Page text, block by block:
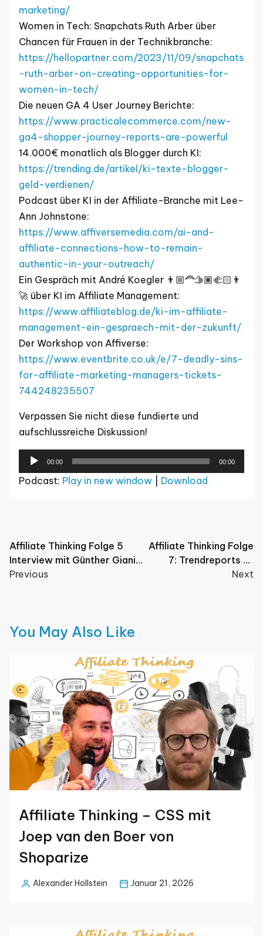
marketing/
Women in Tech: Snapchats Ruth Arber über
Chancen für Frauen in der Technikbranche:
https://hellopartner.com/2023/11/09/snapchats
-ruth-arber-on-creating-opportunities-for-
women-in-tech/
Die neuen GA 4 User Journey Berichte:
https://www.practicalecommerce.com/new-
ga4-shopper-journey-reports-are-powerful
14.000€ monatlich als Blogger durch KI:
https://trending.de/artikel/ki-texte-blogger-
geld-verdienen/
Podcast über KI in der Affiliate-Branche mit Lee-
Ann Johnstone:
https://www.affiversemedia.com/ai-and-
affiliate-connections-how-to-remain-
authentic-in-your-outreach/
Ein Gespräch mit André Koegler 👨🏼‍🦰🫱🏽‍🫲🏻👨
🚀 über KI im Affiliate Management:
https://www.affiliateblog.de/ki-im-affiliate-
management-ein-gespraech-mit-der-zukunft/
Der Workshop von Affiverse:
https://www.eventbrite.co.uk/e/7-deadly-sins-
for-affiliate-marketing-managers-tickets-
744248235507
Verpassen Sie nicht diese fundierte und
aufschlussreiche Diskussion!
Audio- 00:00 00:00
Podcast: Play in new window Download
Post
navigation
Affiliate Thinking Folge 5
Interview mit Günther Giani
von affiliate-marketing.de
Previous
Affiliate Thinking Folge
7: Trendreports zu
Gast Torsten Leidloff
Next
You May Also Like
Affiliate Thinking – CSS mit
Joep van den Boer von
Shoparize
PostedAlexander Hollstein Januar 21, 2026